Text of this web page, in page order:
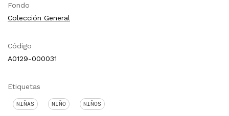
Fondo
Colección General
Código
A0129-000031
Etiquetas
NIÑAS NIÑO NIÑOS